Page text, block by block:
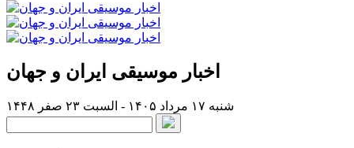
اخبار موسیقی ایران و جهان
شنبه ۱۷ مرداد ۱۴۰۵ - السبت ۲۳ صفر ۱۴۴۸